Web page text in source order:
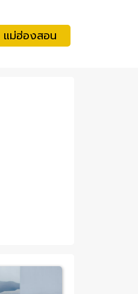
แม่ฮ่องสอน